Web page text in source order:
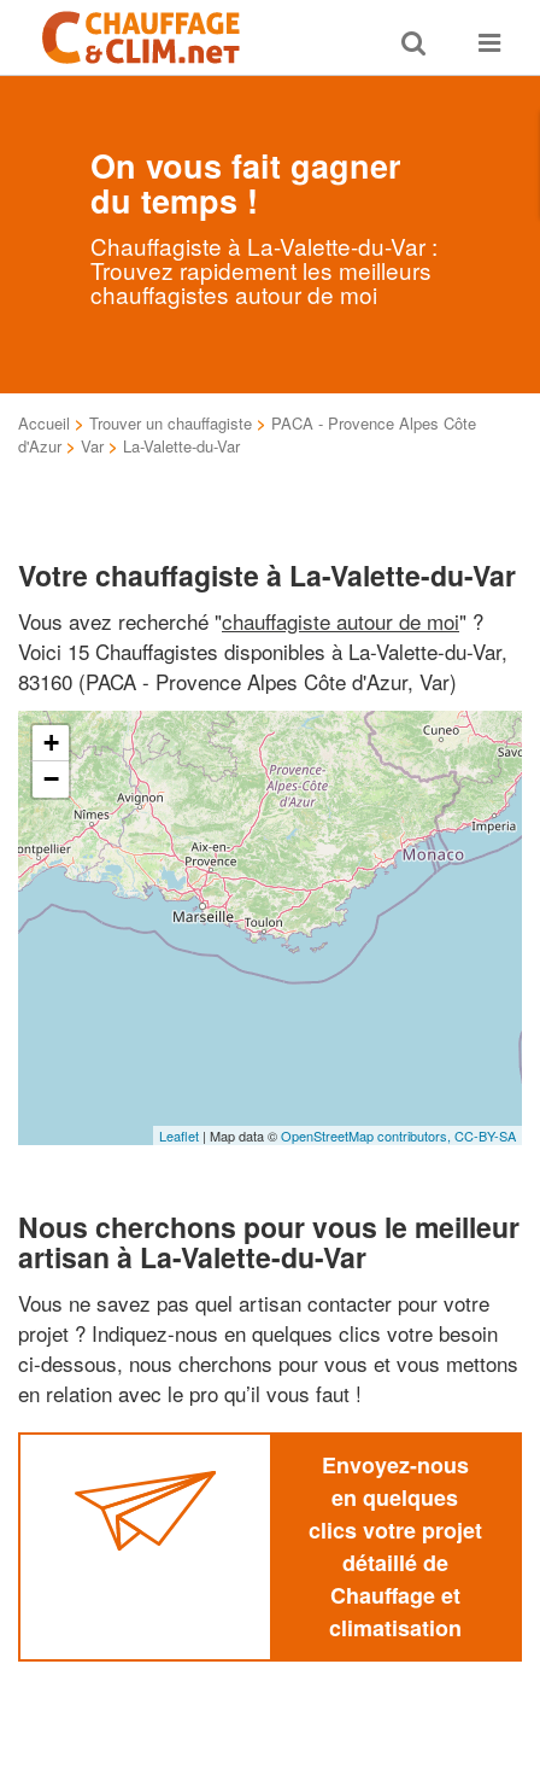
Toggle
search
Toggle
On vous fait gagner
du temps !
Chauffagiste à La-Valette-du-Var :
Trouvez rapidement les meilleurs
chauffagistes autour de moi
Accueil > Trouver un chauffagiste > PACA - Provence Alpes Côte
d'Azur > Var > La-Valette-du-Var
Votre chauffagiste à La-Valette-du-Var
Vous avez recherché "chauffagiste autour de moi" ?
Voici 15 Chauffagistes disponibles à La-Valette-du-Var,
83160 (PACA - Provence Alpes Côte d'Azur, Var)
+
−
Leaflet | Map data ©OpenStreetMap contributors, CC-BY-SA
Nous cherchons pour vous le meilleur
artisan à La-Valette-du-Var
Vous ne savez pas quel artisan contacter pour votre
projet ? Indiquez-nous en quelques clics votre besoin
ci-dessous, nous cherchons pour vous et vous mettons
en relation avec le pro qu’il vous faut !
Envoyez-nous
en quelques
clics votre projet
détaillé de
Chauffage et
climatisation